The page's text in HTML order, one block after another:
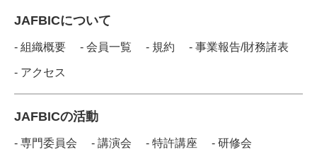
JAFBICについて
- 組織概要 - 会員一覧 - 規約 - 事業報告/財務諸表
- アクセス
JAFBICの活動
- 専門委員会 - 講演会 - 特許講座 - 研修会